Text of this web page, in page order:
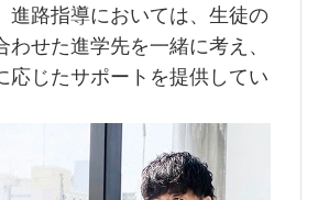
進路指導においては、生徒の
わせた進学先を一緒に考え、
応じたサポートを提供してい